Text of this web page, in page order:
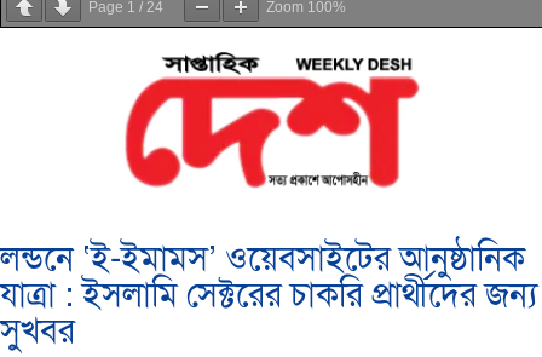
Page 1 / 24 Zoom 100%
লন্ডনে ‘ই-ইমামস’ ওয়েবসাইটের আনুষ্ঠানিক
যাত্রা : ইসলামি সেক্টরের চাকরি প্রার্থীদের জন্য
সুখবর